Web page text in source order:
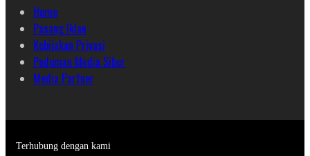
Home
Pasang Iklan
Kebijakan Privasi
Pedoman Media Siber
Media Partner
Terhubung dengan kami